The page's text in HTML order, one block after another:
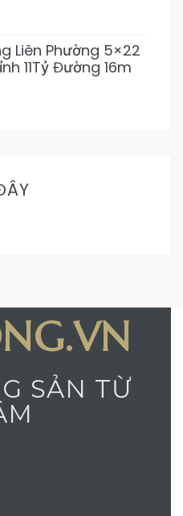
Liên Phường 5×22
11Tỷ Đường 16m
SẢN TỪ